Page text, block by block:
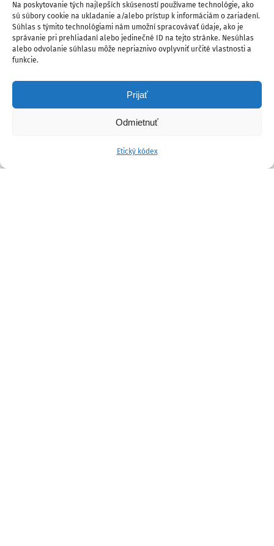
Na poskytovanie tých najlepších skúseností používame technológie, ako
sú súbory cookie na ukladanie a/alebo prístup k informáciám o zariadení.
Súhlas s týmito technológiami nám umožní spracovávať údaje, ako je
správanie pri prehliadaní alebo jedinečné ID na tejto stránke. Nesúhlas
alebo odvolanie súhlasu môže nepriaznivo ovplyvniť určité vlastnosti a
funkcie.
Prijať
Odmietnuť
Etický kódex